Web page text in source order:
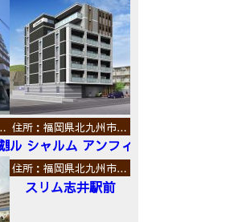
野
住所：福岡県北九州市…
ル シャルム アンフィニ
住所：福岡県北九州市…
スリム志井駅前